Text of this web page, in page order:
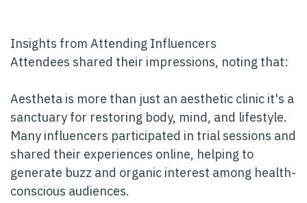
Insights from Attending Influencers
Attendees shared their impressions, noting that:
Aestheta is more than just an aesthetic clinic it's a
sanctuary for restoring body, mind, and lifestyle.
Many influencers participated in trial sessions and
shared their experiences online, helping to
generate buzz and organic interest among health-
conscious audiences.